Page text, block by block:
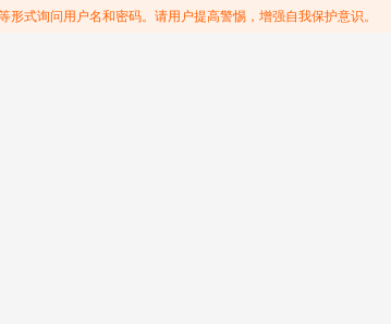
式询问用户名和密码。请用户提高警惕，增强自我保护意识。